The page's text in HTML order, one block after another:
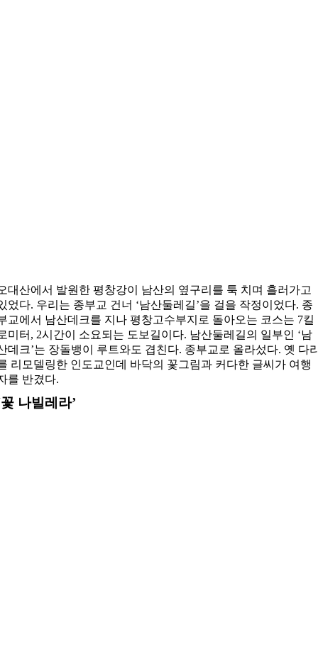
대산에서 발원한 평창강이 남산의 옆구리를 툭 치며 흘러가고
었다. 우리는 종부교 건너 ‘남산둘레길’을 걸을 작정이었다. 종
교에서 남산데크를 지나 평창고수부지로 돌아오는 코스는 7킬
미터, 2시간이 소요되는 도보길이다. 남산둘레길의 일부인 ‘남
데크’는 장돌뱅이 루트와도 겹친다. 종부교로 올라섰다. 옛 다
리모델링한 인도교인데 바닥의 꽃그림과 커다한 글씨가 여행
를 반겼다.
꽃 나빌레라’